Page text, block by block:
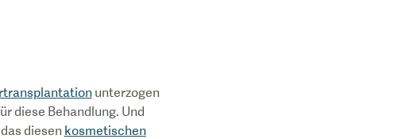
unterzogen
diese Behandlung. Und
diesen kosmetischen